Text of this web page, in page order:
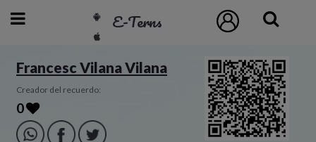
E-Terns
ESP
ENG
POR
Francesc Vilana Vilana
Creador del recuerdo:
0